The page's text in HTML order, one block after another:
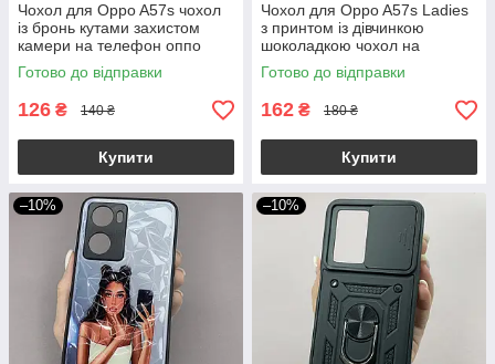
Чохол для Oppo A57s чохол
із бронь кутами захистом
камери на телефон оппо
а57с прозорий ttp
Готово до відправки
126 ₴ 140 ₴
Купити
Чохол для Oppo A57s Ladies
з принтом із дівчинкою
шоколадкою чохол на
телефон оппо а57с білий
Готово до відправки
162 ₴ 180 ₴
Купити
–10% –10%